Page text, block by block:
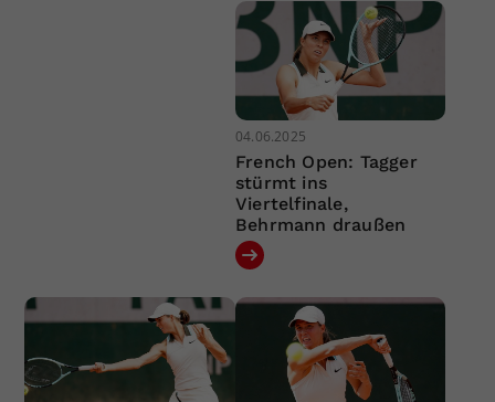
04.06.2025
French Open: Tagger
stürmt ins
Viertelfinale,
Behrmann draußen